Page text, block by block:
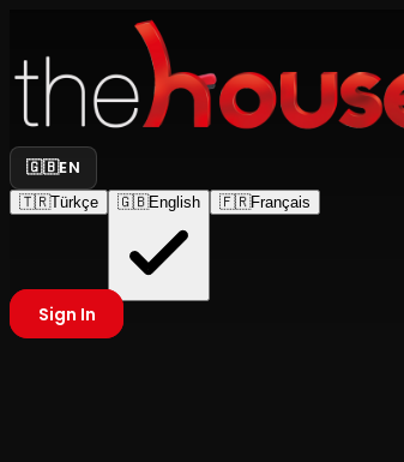
🇬🇧EN
🇹🇷Türkçe 🇬🇧English 🇫🇷Français
Sign In